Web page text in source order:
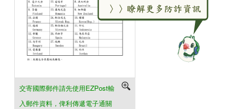
交寄國際郵件請先使用EZPost輸
入郵件資料，俾利傳遞電子通關